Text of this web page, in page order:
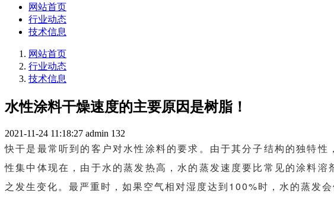
网站首页
行业动态
技术信息
网站首页
行业动态
技术信息
水性涂料干燥速度的主要原因是树脂！
2021-11-24 11:18:27 admin 132
快干是最常听到的客户对水性涂料的要求。由于其分子结构的独特
性集中体现在，由于水的蒸发热高，水的蒸发速度要比常见的涂料
之发生变化。最严重时，如果空气相对湿度达到100%时，水的蒸发